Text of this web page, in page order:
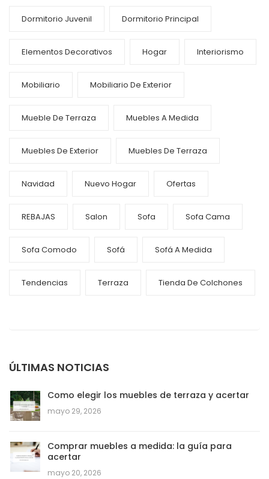
Dormitorio Juvenil Dormitorio Principal
Elementos Decorativos Hogar Interiorismo
Mobiliario Mobiliario De Exterior
Mueble De Terraza Muebles A Medida
Muebles De Exterior Muebles De Terraza
Navidad Nuevo Hogar Ofertas
REBAJAS Salon Sofa Sofa Cama
Sofa Comodo Sofá Sofá A Medida
Tendencias Terraza Tienda De Colchones
ÚLTIMAS NOTICIAS
Como elegir los muebles de terraza y acertar
mayo 29, 2026
Comprar muebles a medida: la guía para
acertar
mayo 20, 2026